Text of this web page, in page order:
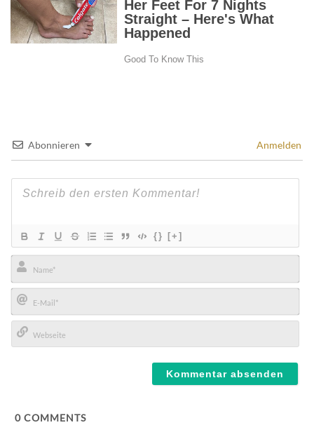
Abonnieren Anmelden
{} [+]
Name*
E-
Mail*
0 COMMENTS